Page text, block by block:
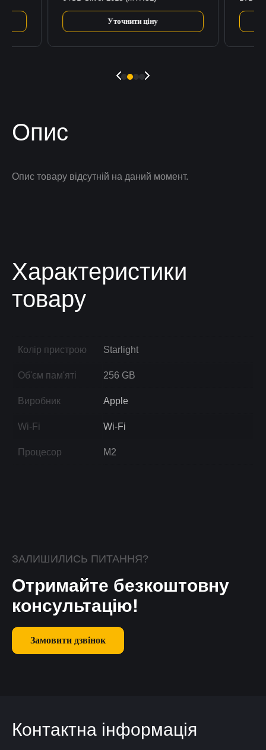
Уточнити ціну
Опис
Опис товару відсутній на даний момент.
Характеристики
товару
Колір пристрою Starlight
Об'єм пам'яті 256 GB
Виробник Apple
Wi-Fi Wi-Fi
Процесор M2
ЗАЛИШИЛИСЬ ПИТАННЯ?
Отримайте безкоштовну
консультацію!
Замовити дзвінок
Контактна інформація